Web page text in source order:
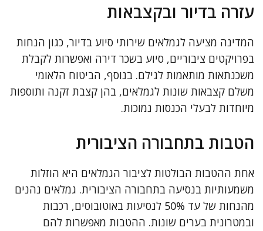
עזרה בדיור ובקצבאות
המדינה מציעה לגמלאים שירותי סיוע בדיור, כגון הנחות
בפרויקטים ציבוריים, סיוע בשכר דירה ואפשרות לקבלת
משכנתאות מותאמות לגילם. בנוסף, הביטוח הלאומי
משלם קצבאות שונות לגמלאים, בהן קצבת זקנה ותוספות
מיוחדות לבעלי הכנסות נמוכות.
הטבות בתחבורה הציבורית
אחת ההטבות הבולטות לציבור הגמלאים היא הוזלות
משמעותיות בנסיעה בתחבורה הציבורית. גמלאים נהנים
מהנחות של עד 50% לנסיעות באוטובוסים, רכבות
ובמטרונית בערים שונות. ההטבות מאפשרות להם